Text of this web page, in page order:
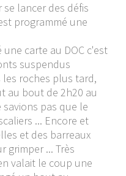
lancer des défis
programmé une
carte au DOC c'est
suspendus
les roches plus tard,
au bout de 2h20 au
pas que le
... Encore et
et des barreaux
grimper ... Très
valait le coup une